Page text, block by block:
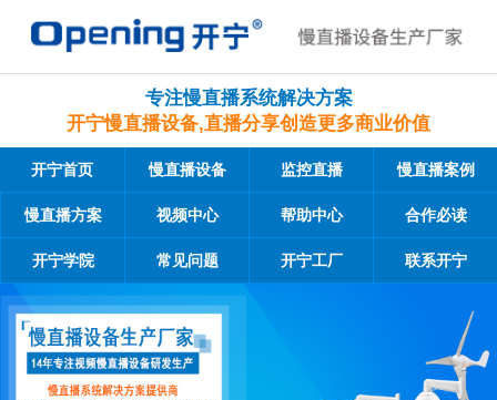
专注慢直播系统解决方案
开宁慢直播设备,直播分享创造更多商业价值
开宁首页 慢直播设备 监控直播 慢直播案例
慢直播方案 视频中心 帮助中心 合作必读
开宁学院 常见问题 开宁工厂 联系开宁